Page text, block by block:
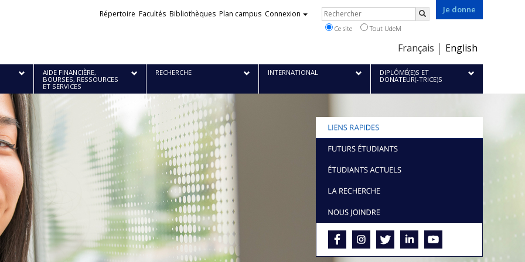
Je donne
Choix
de
la
langue
Français English
Liens
Répertoire Facultés Bibliothèques Plan campus Connexion Rechercher
Ce site Tout UdeM
AIDE FINANCIÈRE,
BOURSES, RESSOURCES
ET SERVICES
RECHERCHE INTERNATIONAL
DIPLÔMÉ(E)S ET
DONATEUR(-TRICE)S